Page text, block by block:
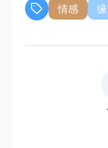
情感 缘